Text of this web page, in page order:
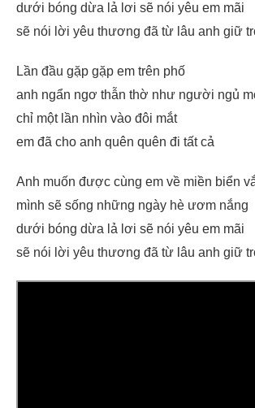
dưới bóng dừa lả lơi sẽ nói yêu em mãi
sẽ nói lời yêu thương đã từ lâu anh giữ
Lần đầu gặp gặp em trên phố
anh ngẩn ngơ thẫn thờ như người ngủ
chỉ một lần nhìn vào đôi mắt
em đã cho anh quên quên đi tất cả
Anh muốn được cùng em về miền biển
mình sẽ sống những ngày hè ươm nắng
dưới bóng dừa lả lơi sẽ nói yêu em mãi
sẽ nói lời yêu thương đã từ lâu anh giữ